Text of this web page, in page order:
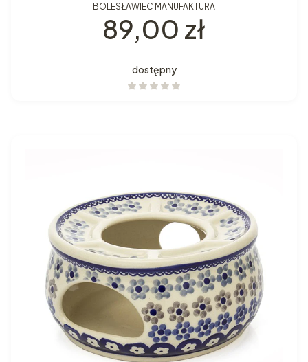
BOLESŁAWIEC MANUFAKTURA
Cena
89,00 zł
dostępny